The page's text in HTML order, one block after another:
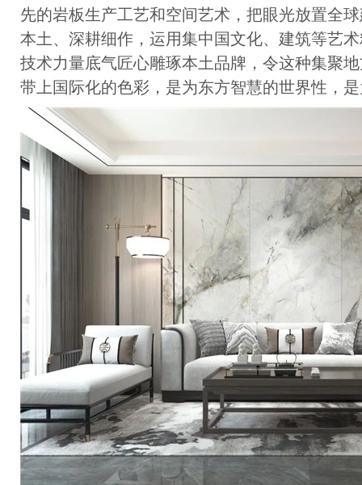
先的岩板生产工艺和空间艺术，把眼光放置全
本土、深耕细作，运用集中国文化、建筑等艺
技术力量底气匠心雕琢本土品牌，令这种集聚
带上国际化的色彩，是为东方智慧的世界性，